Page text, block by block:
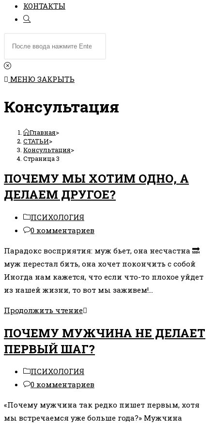
КОНТАКТЫ
ПЕРЕКЛЮЧИТЬ
ПО
сайте
МЕНЮ ЗАКРЫТЬ
Консультация
Главная>
СТАТЬИ>
Консультация>
Страница 3
ПОЧЕМУ МЫ ХОТИМ ОДНО, А
ДЕЛАЕМ ДРУГОЕ?
Рубрика
записи:
ПСИХОЛОГИЯ
Комментарии
записи:
0 комментариев
Парадокс восприятия: муж бьет, она несчастна 🔜
муж перестал бить, она хочет покончить с собой
Иногда нам кажется, что если что-то плохое уйдет
из нашей жизни, то вот мы заживем!…
Продолжить чтениеПОЧЕМУ
ХОТИМ
ОДНО,
ДЕЛАЕМ
ДРУГОЕ?
ПОЧЕМУ МУЖЧИНА НЕ ДЕЛАЕТ
ПЕРВЫЙ ШАГ?
Рубрика
записи:
ПСИХОЛОГИЯ
Комментарии
записи:
0 комментариев
«Почему мужчина так редко пишет первым, хотя
мы встречаемся уже больше года?» Мужчина